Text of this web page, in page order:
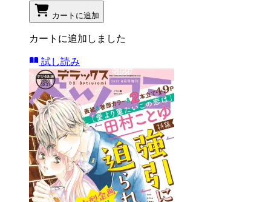
カートに追加
カートに追加しました
試し読み